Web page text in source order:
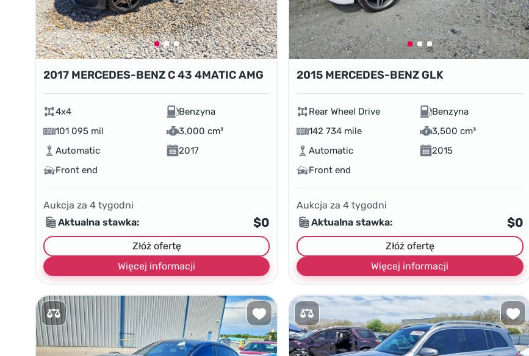
2017 MERCEDES-BENZ C 43 4MATIC AMG
4x4
Benzyna
101 095 mil
3,000 cm³
Automatic
2017
Front end
Aukcja za 4 tygodni
Aktualna stawka:
$0
Złóż ofertę
Więcej informacji
2015 MERCEDES-BENZ GLK
Rear Wheel Drive
Benzyna
142 734 mile
3,500 cm³
Automatic
2015
Front end
Aukcja za4 tygodni
Aktualna stawka:
$0
Złóż ofertę
Więcej informacji